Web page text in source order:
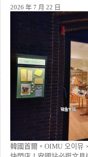
2026 年 7 月 22 日
韓國首爾。OIMU 오이뮤